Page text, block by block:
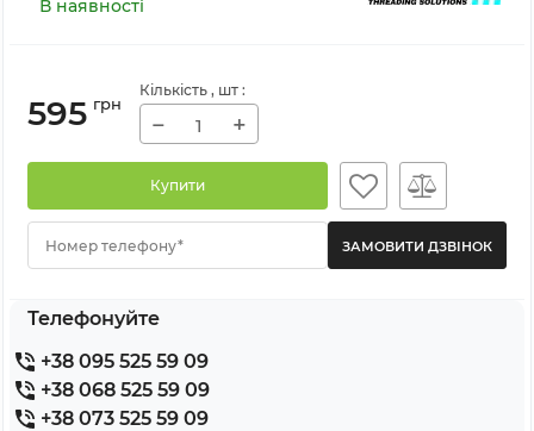
В наявності
595 грн
Кількість , шт :
− +
Купити
Номер телефону*
Телефонуйте
+38 095 525 59 09
+38 068 525 59 09
+38 073 525 59 09